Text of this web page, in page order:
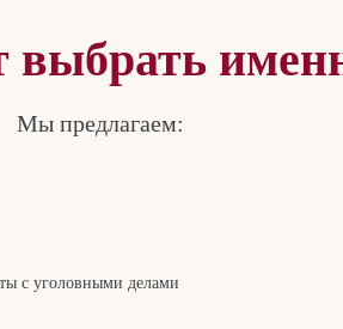
выбрать
Мы предлагаем:
с уголовными делами